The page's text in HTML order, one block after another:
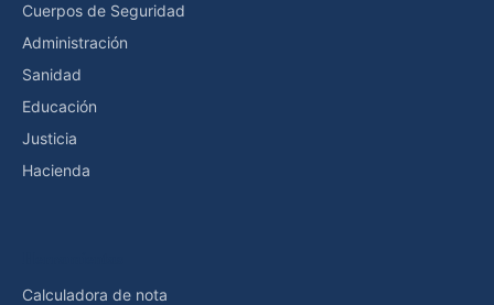
Cuerpos de Seguridad
Administración
Sanidad
Educación
Justicia
Hacienda
Calculadora de nota